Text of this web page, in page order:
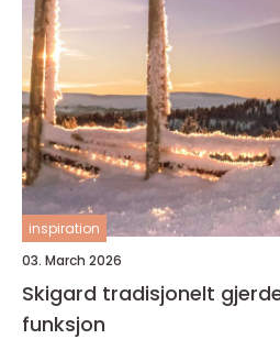
inspiration
03. March 2026
Skigard tradisjonelt gjerde med tidløs
funksjon